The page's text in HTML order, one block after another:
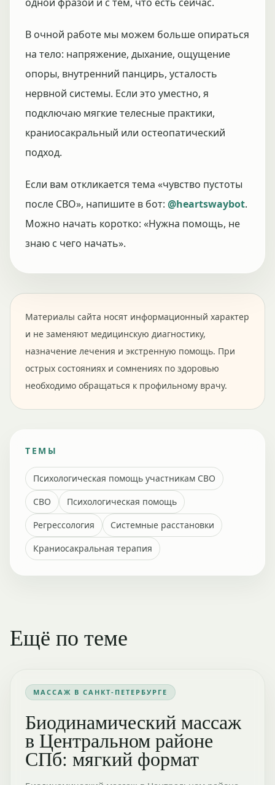
В очной работе мы можем больше опираться
на тело: напряжение, дыхание, ощущение
опоры, внутренний панцирь, усталость
нервной системы. Если это уместно, я
подключаю мягкие телесные практики,
краниосакральный или остеопатический
подход.
Если вам откликается тема «чувство пустоты
после СВО», напишите в бот: @heartswaybot.
Можно начать коротко: «Нужна помощь, не
знаю с чего начать».
Материалы сайта носят информационный характер
и не заменяют медицинскую диагностику,
назначение лечения и экстренную помощь. При
острых состояниях и сомнениях по здоровью
необходимо обращаться к профильному врачу.
ТЕМЫ
Психологическая помощь участникам СВО
СВО
Психологическая помощь
Регрессология
Системные расстановки
Краниосакральная терапия
Ещё по теме
МАССАЖ В САНКТ-ПЕТЕРБУРГЕ
Биодинамический массаж
в Центральном районе
СПб: мягкий формат